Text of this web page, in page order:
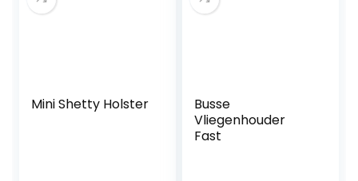
Mini Shetty Holster
Busse
Vliegenhouder
Fast